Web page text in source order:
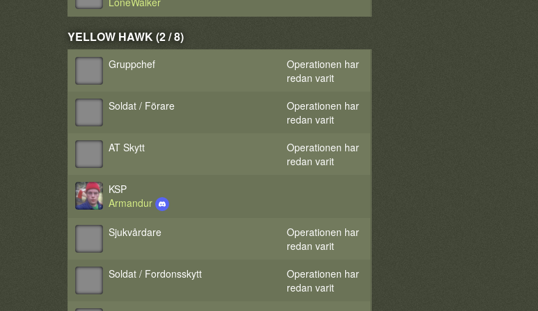
YELLOW HAWK (2 / 8)
Gruppchef
Operationen har
redan varit
Soldat / Förare
Operationen har
redan varit
AT Skytt
Operationen har
redan varit
KSP
Armandur
Sjukvårdare
Operationen har
redan varit
Soldat / Fordonsskytt
Operationen har
redan varit